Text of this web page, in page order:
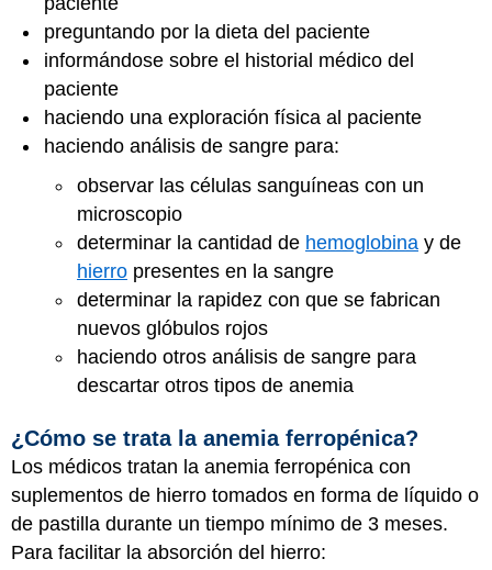
preguntando por la dieta del paciente
informándose sobre el historial médico del
paciente
haciendo una exploración física al paciente
haciendo análisis de sangre para:
observar las células sanguíneas con un
microscopio
determinar la cantidad de hemoglobina y de
hierro presentes en la sangre
determinar la rapidez con que se fabrican
nuevos glóbulos rojos
haciendo otros análisis de sangre para
descartar otros tipos de anemia
¿Cómo se trata la anemia ferropénica?
Los médicos tratan la anemia ferropénica con
suplementos de hierro tomados en forma de líquido o
de pastilla durante un tiempo mínimo de 3 meses.
Para facilitar la absorción del hierro: